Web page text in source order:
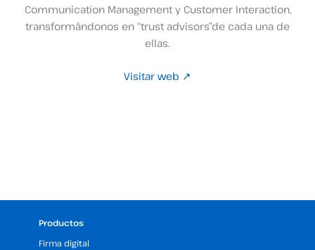
Communication Management y Customer Interaction,
transformándonos en “trust advisors”de cada una de
ellas.
Visitar web ↗
Productos
Firma digital